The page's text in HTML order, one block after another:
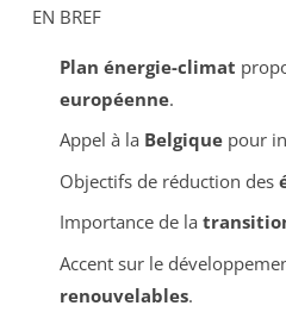
EN BREF
Plan énergie-climat
européenne.
Appel à la Belgiquepour
Objectifs de réduction des
Importance de la
Accent sur le
renouvelables.